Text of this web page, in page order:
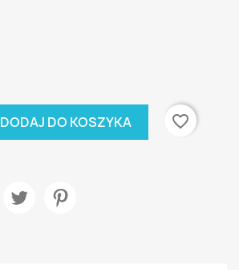
DODAJ DO KOSZYKA favorite_border